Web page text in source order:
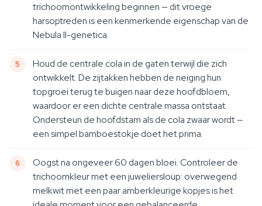
trichoomontwikkeling beginnen — dit vroege
harsoptreden is een kenmerkende eigenschap van de
Nebula II-genetica.
Houd de centrale cola in de gaten terwijl die zich
ontwikkelt. De zijtakken hebben de neiging hun
topgroei terug te buigen naar deze hoofdbloem,
waardoor er een dichte centrale massa ontstaat.
Ondersteun de hoofdstam als de cola zwaar wordt —
een simpel bamboestokje doet het prima.
Oogst na ongeveer 60 dagen bloei. Controleer de
trichoomkleur met een juweliersloup: overwegend
melkwit met een paar amberkleurige kopjes is het